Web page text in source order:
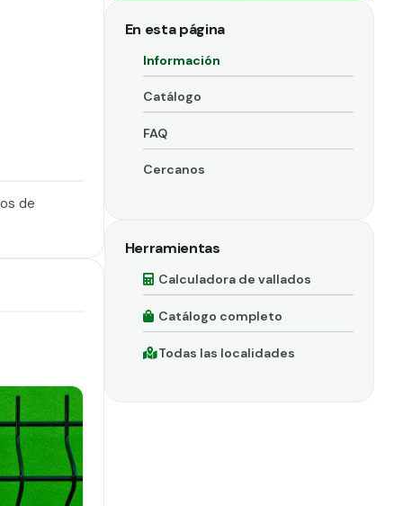
de
En esta página
Información
Catálogo
FAQ
Cercanos
Herramientas
Calculadora de vallados
Catálogo completo
Todas las localidades